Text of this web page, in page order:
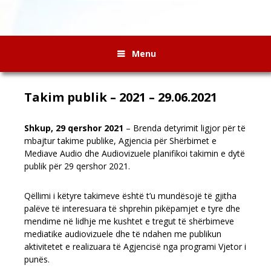
Menu
Takim publik – 2021 – 29.06.2021
Shkup, 29 qershor 2021 – Brenda detyrimit ligjor për të
mbajtur takime publike, Agjencia për Shërbimet e
Mediave Audio dhe Audiovizuele planifikoi takimin e dytë
publik për 29 qershor 2021.
Qëllimi i këtyre takimeve është t’u mundësojë të gjitha
palëve të interesuara të shprehin pikëpamjet e tyre dhe
mendime në lidhje me kushtet e tregut të shërbimeve
mediatike audiovizuele dhe të ndahen me publikun
aktivitetet e realizuara të Agjencisë nga programi Vjetor i
punës.